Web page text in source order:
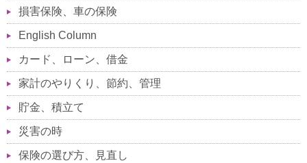
損害保険、車の保険
English Column
カード、ローン、借金
家計のやりくり、節約、管理
貯金、積立て
災害の時
保険の選び方、見直し